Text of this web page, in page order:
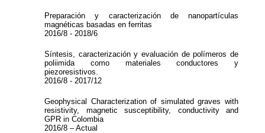
Preparación y caracterización de nanopartículas
magnéticas basadas en ferritas
2016/8 - 2018/6
Síntesis, caracterización y evaluación de polímeros de
poliimida como materiales conductores y
piezoresistivos.
2016/8 - 2017/12
Geophysical Characterization of simulated graves with
resistivity, magnetic susceptibility, conductivity and
GPR in Colombia
2016/8 – Actual